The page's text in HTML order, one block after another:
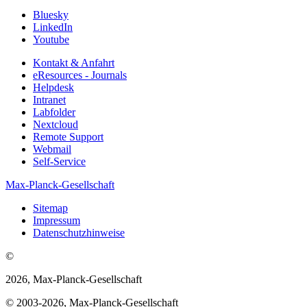
Bluesky
LinkedIn
Youtube
Kontakt & Anfahrt
eResources - Journals
Helpdesk
Intranet
Labfolder
Nextcloud
Remote Support
Webmail
Self-Service
Max-Planck-Gesellschaft
Sitemap
Impressum
Datenschutzhinweise
©
2026, Max-Planck-Gesellschaft
© 2003-2026, Max-Planck-Gesellschaft